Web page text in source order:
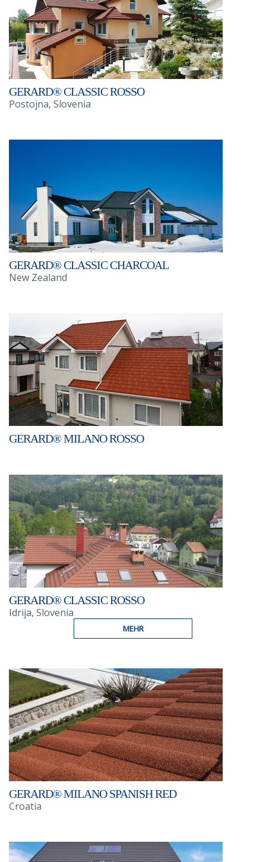
GERARD® CLASSIC ROSSO
Postojna, Slovenia
GERARD® CLASSIC CHARCOAL
New Zealand
GERARD® MILANO ROSSO
GERARD® CLASSIC ROSSO
Idrija, Slovenia
MEHR
GERARD® MILANO SPANISH RED
Croatia